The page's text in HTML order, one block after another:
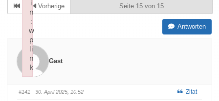
Vorherige Seite 15 von 15
Antworten
Gast
#141 · 30. April 2025, 10:52 Zitat
i
n
:
w
p
li
n
k
Failed to initialize plugin: wplink